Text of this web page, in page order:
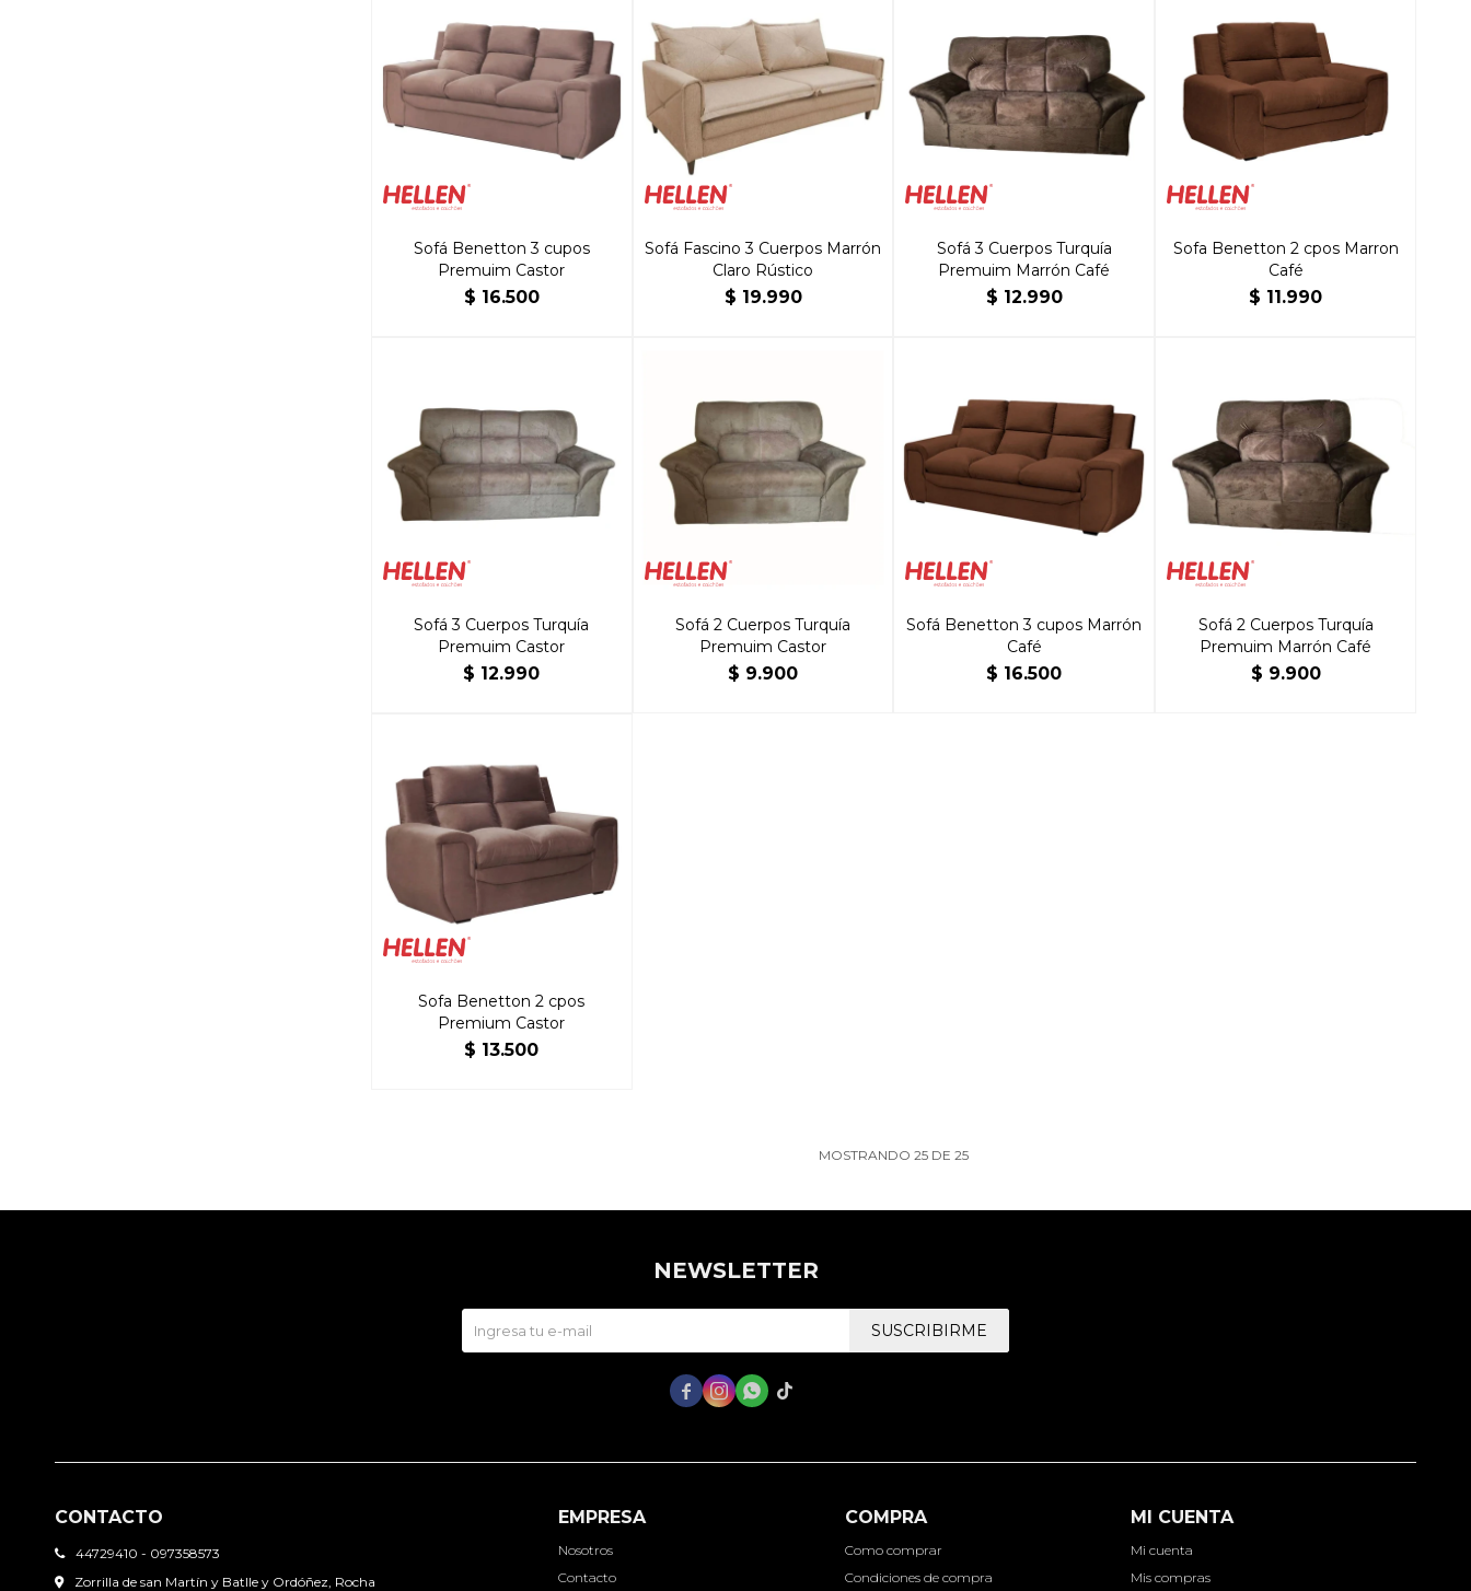
Sofá Benetton 3 cupos
Premuim Castor
$ 16.500
Sofá Fascino 3 Cuerpos Marrón
Claro Rústico
$ 19.990
Sofá 3 Cuerpos Turquía
Premuim Marrón Café
$ 12.990
Sofa Benetton 2 cpos Marron
Café
$ 11.990
Sofá 3 Cuerpos Turquía
Premuim Castor
$ 12.990
Sofá 2 Cuerpos Turquía
Premuim Castor
$ 9.900
Sofá Benetton 3 cupos Marrón
Café
$ 16.500
Sofá 2 Cuerpos Turquía
Premuim Marrón Café
$ 9.900
Sofa Benetton 2 cpos
Premium Castor
$ 13.500
MOSTRANDO 25DE 25
CONTACTO
44729410 - 097358573
Zorrilla de san Martín y Batlle y Ordóñez, Rocha
EMPRESA
Nosotros
Contacto
COMPRA
Como comprar
Condiciones de compra
MI CUENTA
Mi cuenta
Mis compras
NEWSLETTER
SUSCRIBIRME
   